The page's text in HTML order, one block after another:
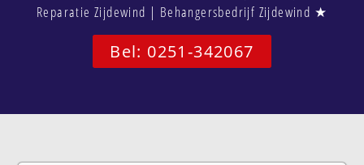
Reparatie Zijdewind | Behangersbedrijf Zijdewind ★
Bel: 0251-342067